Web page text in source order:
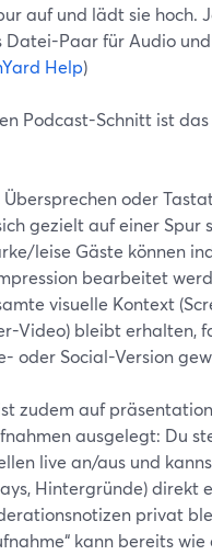
auf und lädt sie hoch.
Datei-Paar für Audio
Help)
Podcast-Schnitt ist
Übersprechen oder
gezielt auf einer Spur
leise Gäste können
bearbeitet
visuelle Kontext
Video) bleibt erhalten,
oder Social-Version
zudem auf
ausgelegt: Du
live an/aus und
Hintergründe) direkt
privat
kann bereits